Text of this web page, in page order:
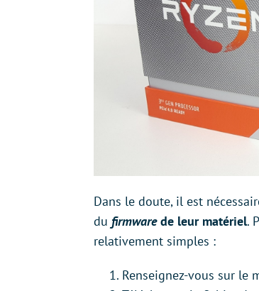
Dans le doute, il est
du firmwarede leur matériel.
relativement simples :
Renseignez-vous sur le